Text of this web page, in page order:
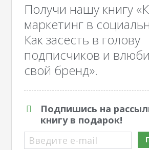
Получи нашу книгу
маркетинг в
Как засесть в голову
подписчиков и
свой бренд».
Подпишись на
книгу в подарок!
Введите e-mail